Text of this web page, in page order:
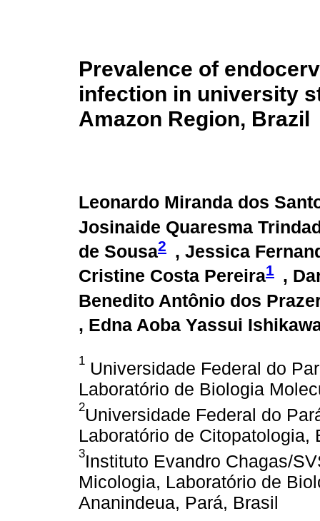
Prevalence of
infection in university
Amazon Region, Brazil
Leonardo Miranda dos
Josinaide Quaresma
de Sousa2
, Jessica
Cristine Costa Pereira1 ,
Benedito Antônio dos
, Edna Aoba Yassui
1 Universidade Federal do
Laboratório de Biologia
2Universidade Federal do
Laboratório de Citopatologia,
3Instituto Evandro Chagas/
Micologia, Laboratório de
Ananindeua, Pará, Brasil